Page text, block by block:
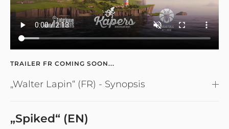
TRAILER FR COMING SOON...
„Walter Lapin“ (FR) - Synopsis
„Spiked“ (EN)